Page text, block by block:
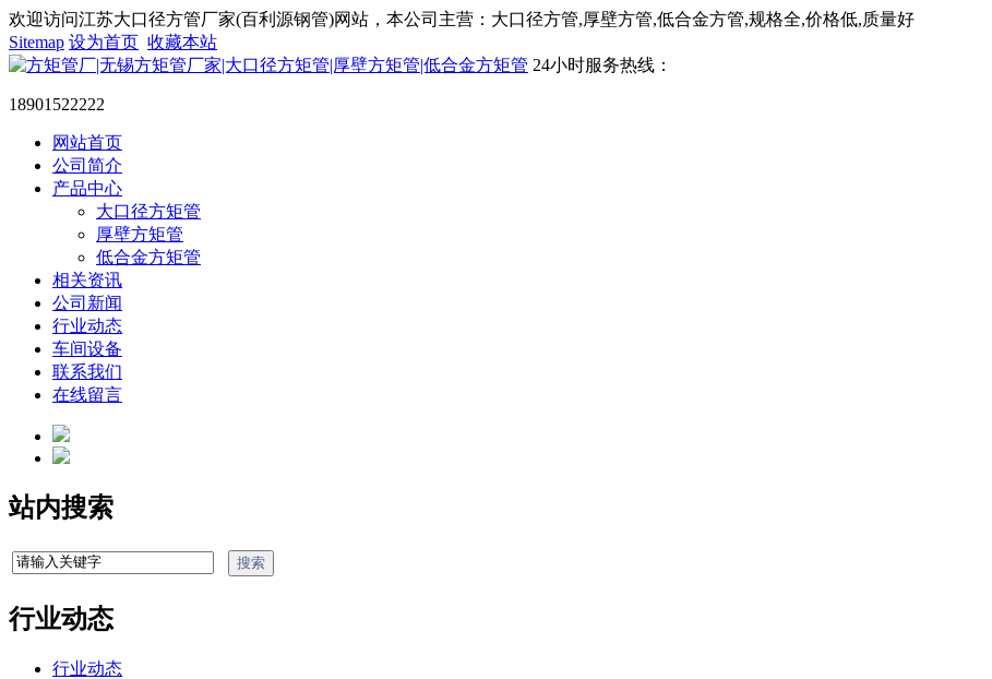
欢迎访问江苏大口径方管厂家(百利源钢管)网站，本公司主营：大口径方管,厚壁方管,低合金方管,规格全,价格低,质量好
Sitemap 设为首页 收藏本站
24小时服务热线：
18901522222
网站首页
公司简介
产品中心
大口径方矩管
厚壁方矩管
低合金方矩管
相关资讯
公司新闻
行业动态
车间设备
联系我们
在线留言
站内搜索
行业动态
行业动态